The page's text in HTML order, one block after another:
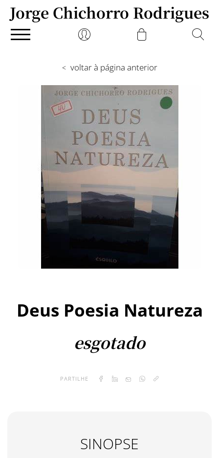
Jorge Chichorro Rodrigues
< voltar à página anterior
Deus Poesia Natureza
PARTILHE
SINOPSE